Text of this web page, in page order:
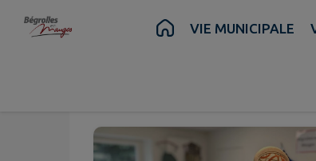
Contenu Recherche Pied de page
VIE MUNICIPALE